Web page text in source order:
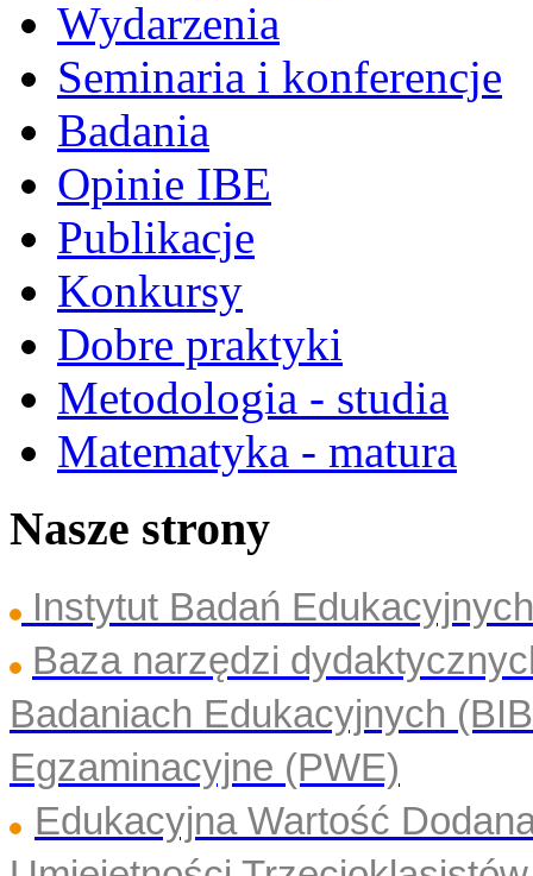
Wydarzenia
Seminaria i konferencje
Badania
Opinie IBE
Publikacje
Konkursy
Dobre praktyki
Metodologia - studia
Matematyka - matura
Nasze strony
Instytut Badań
Baza narzędzi
Badaniach Edukacyjnych
Egzaminacyjne (PWE)
Edukacyjna Wartość